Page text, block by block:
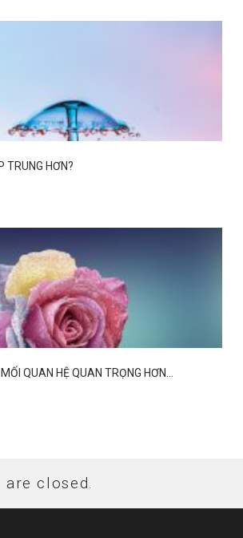
TRUNG HƠN?
QUAN HỆ QUAN TRỌNG HƠN...
are closed.